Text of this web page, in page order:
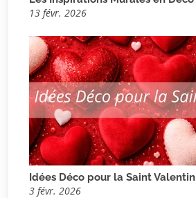
13 févr. 2026
Idées Déco pour la Saint Valentin
3 févr. 2026